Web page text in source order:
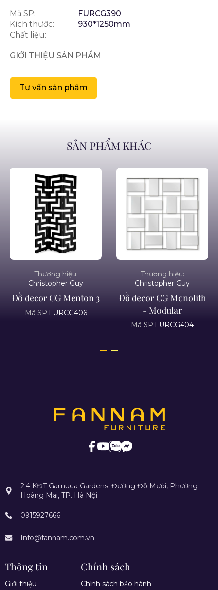
Mã SP:
FURCG390
Kích thước:
930*1250mm
Chất liệu:
GIỚI THIỆU SẢN PHẨM
Tư vấn sản phẩm
SẢN PHẨM KHÁC
Thương hiệu:
Christopher Guy
Đồ decor CG Menton 3
Mã SP:FURCG406
Thương hiệu:
Christopher Guy
Đồ decor CG Monolith
- Modular
Mã SP:FURCG404
2.4 KĐT Gamuda Gardens, Đường Đỗ Mười, Phường
Hoàng Mai, TP. Hà Nội
0915927666
Info@fannam.com.vn
Thông tin
Giới thiệu
Chính sách
Chính sách bảo hành